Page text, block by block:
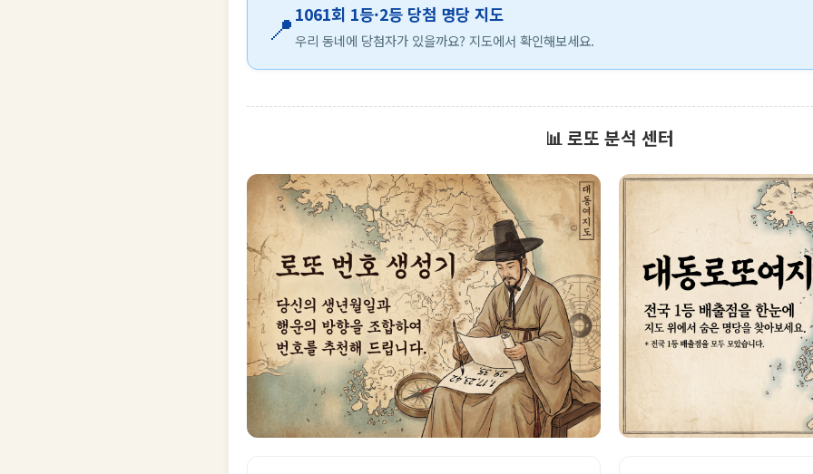
📍 1061회 1등·2등 당첨 명당 지도
우리 동네에 당첨자가 있을까요? 지도에서 확인해보세요.
📊 로또 분석 센터